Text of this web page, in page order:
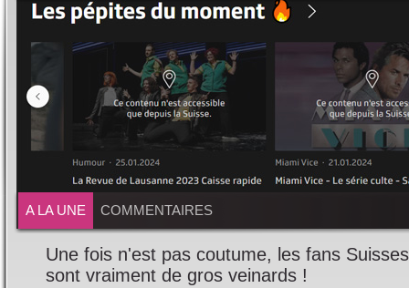
A LA UNE COMMENTAIRES
Une fois n'est pas coutume, les fans
sont vraiment de gros veinards !